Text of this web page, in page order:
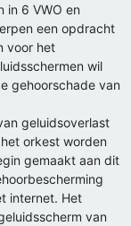
in 6 VWO en
een opdracht
voor het
wil
gehoorschade van
geluidsoverlast
orkest worden
gemaakt aan dit
internet. Het
van